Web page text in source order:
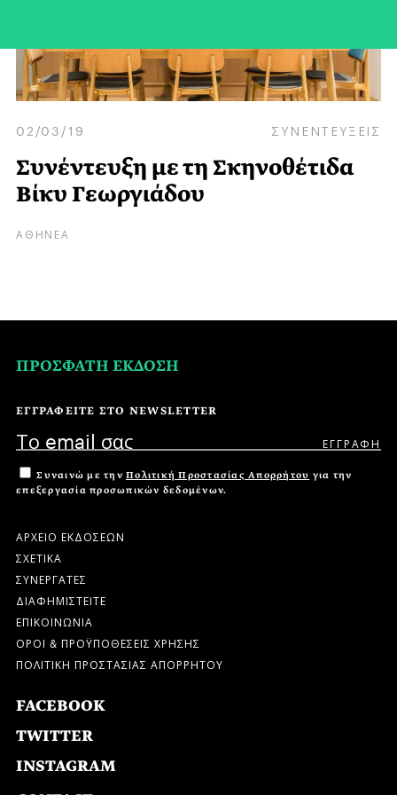
02/03/19 ΣΥΝΕΝΤΕΥΞΕΙΣ
Συνέντευξη με τη Σκηνοθέτιδα
Βίκυ Γεωργιάδου
ΑΘΗΝΕΑ
ΠΡΟΣΦΑΤΗ ΕΚΔΟΣΗ
ΕΓΓΡΑΦΕΙΤΕ ΣΤΟ NEWSLETTER
Συναινώ με την Πολιτική Προστασίας Απορρήτου για την
επεξεργασία προσωπικών δεδομένων.
ΑΡΧΕΙΟ ΕΚΔΟΣΕΩΝ
ΣΧΕΤΙΚΑ
ΣΥΝΕΡΓΑΤΕΣ
ΔΙΑΦΗΜΙΣΤΕΙΤΕ
ΕΠΙΚΟΙΝΩΝΙΑ
ΟΡΟΙ & ΠΡΟΫΠΟΘΕΣΕΙΣ ΧΡΗΣΗΣ
ΠΟΛΙΤΙΚΗ ΠΡΟΣΤΑΣΙΑΣ ΑΠΟΡΡΗΤΟΥ
FACEBOOK
TWITTER
INSTAGRAM